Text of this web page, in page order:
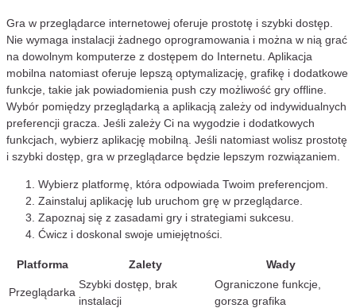
Gra w przeglądarce internetowej oferuje prostotę i szybki dostęp.
Nie wymaga instalacji żadnego oprogramowania i można w nią grać
na dowolnym komputerze z dostępem do Internetu. Aplikacja
mobilna natomiast oferuje lepszą optymalizację, grafikę i dodatkowe
funkcje, takie jak powiadomienia push czy możliwość gry offline.
Wybór pomiędzy przeglądarką a aplikacją zależy od indywidualnych
preferencji gracza. Jeśli zależy Ci na wygodzie i dodatkowych
funkcjach, wybierz aplikację mobilną. Jeśli natomiast wolisz prostotę
i szybki dostęp, gra w przeglądarce będzie lepszym rozwiązaniem.
Wybierz platformę, która odpowiada Twoim preferencjom.
Zainstaluj aplikację lub uruchom grę w przeglądarce.
Zapoznaj się z zasadami gry i strategiami sukcesu.
Ćwicz i doskonal swoje umiejętności.
Platforma Zalety Wady
Przeglądarka
Szybki dostęp, brak
instalacji
Ograniczone funkcje,
gorsza grafika